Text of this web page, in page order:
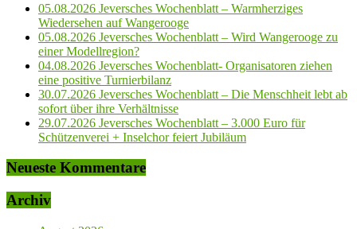
05.08.2026 Jeversches Wochenblatt – Warmherziges
Wiedersehen auf Wangerooge
05.08.2026 Jeversches Wochenblatt – Wird Wangerooge zu
einer Modellregion?
04.08.2026 Jeversches Wochenblatt- Organisatoren ziehen
eine positive Turnierbilanz
30.07.2026 Jeversches Wochenblatt – Die Menschheit lebt ab
sofort über ihre Verhältnisse
29.07.2026 Jeversches Wochenblatt – 3.000 Euro für
Schützenverei + Inselchor feiert Jubiläum
Neueste Kommentare
Archiv